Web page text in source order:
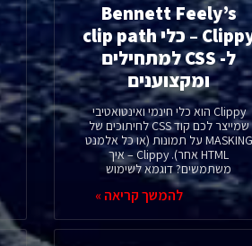
Bennett Feely’s
Clippy – כלי clip path
ל- CSS למתחילים
ומקצוענים
Clippy הוא כלי חינמי ואינטואטיבי
שמייצר לכם קוד CSS לחיתוכים של
MASKING על תמונות (או כל אלמנט
HTML אחר). Clippy – איך
משתמשים? דוגמא לשימוש
להמשך קריאה »